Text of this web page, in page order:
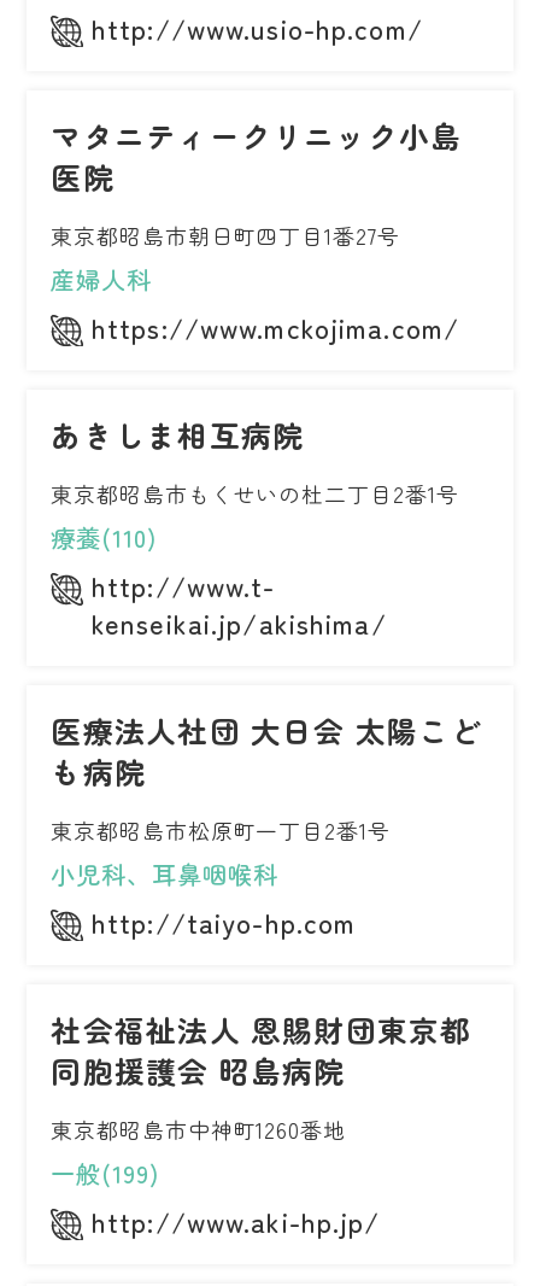
http://www.usio-hp.com/
マタニティークリニック小島
医院
東京都昭島市朝日町四丁目1番27号
産婦人科
https://www.mckojima.com/
あきしま相互病院
東京都昭島市もくせいの杜二丁目2番1号
療養(110)
http://www.t-
kenseikai.jp/akishima/
医療法人社団 大日会 太陽こど
も病院
東京都昭島市松原町一丁目2番1号
小児科、耳鼻咽喉科
http://taiyo-hp.com
社会福祉法人 恩賜財団東京都
同胞援護会 昭島病院
東京都昭島市中神町1260番地
一般(199)
http://www.aki-hp.jp/